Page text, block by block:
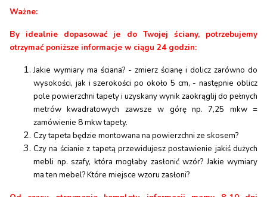
Ważne:
By idealnie dopasować je do Twojej ściany, potrzebujemy
otrzymać poniższe informacje w ciągu 24 godzin:
Jakie wymiary ma ściana? - zmierz ścianę i dolicz zarówno do
wysokości, jak i szerokości po około 5 cm, - następnie oblicz
pole powierzchni tapety i uzyskany wynik zaokrąglij do pełnych
metrów kwadratowych zawsze w górę np. 7,25 mkw =
zamówienie 8 mkw tapety.
Czy tapeta będzie montowana na powierzchni ze skosem?
Czy na ścianie z tapetą przewidujesz postawienie jakiś dużych
mebli np. szafy, która mogłaby zasłonić wzór? Jakie wymiary
ma ten mebel? Które miejsce wzoru zasłoni?